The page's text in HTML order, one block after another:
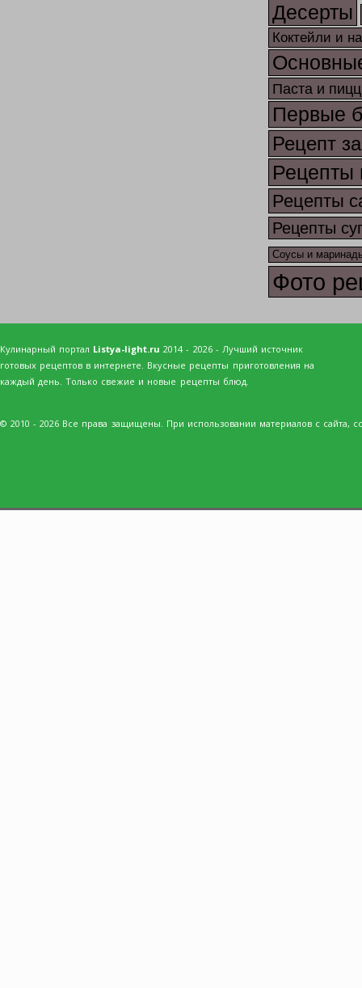
Десерты
Коктейли и
Паста и
Первые
Рецепт
Рецепты
Рецепты
Рецепты
Соусы и
Фото
Кулинарный портал Listya-light.ru 2014 - 2026 - Лучший источник
готовых рецептов в интернете. Вкусные рецепты приготовления на
каждый день. Только свежие и новые рецепты блюд.
© 2010 - 2026 Все права защищены. При использовании материалов с сайта,